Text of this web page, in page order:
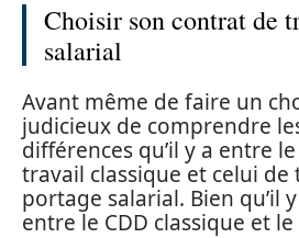
Choisir son contrat de
salarial
Avant même de faire un
judicieux de comprendre
différences qu’il y a entre
travail classique et celui de
portage salarial. Bien qu’il
entre le CDD classique et